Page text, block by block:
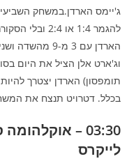
ג'יימס הארדן.במשחק
להגמר 1:4 או
הארדן עם 3 מ-
וג'ארט אלן הציל את היום
תומפסון) הארדן יצטרך
בכלל. דטרויט תנצח את
03:30 –
לייקרס